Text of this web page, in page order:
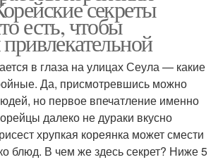
секреты
есть, чтобы
привлекательной
в глаза на улицах Сеула — какие
Да, присмотревшись можно
но первое впечатление именно
далеко не дураки вкусно
хрупкая кореянка может смести
блюд. В чем же здесь секрет? Ниже 5